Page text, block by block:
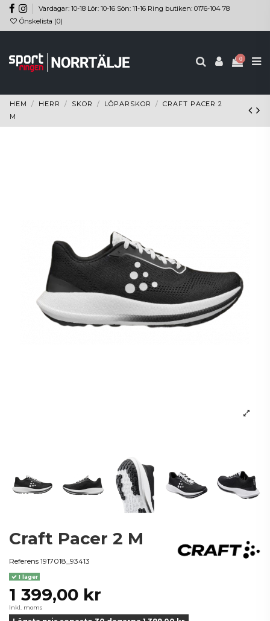
Vardagar: 10-18 Lör: 10-16 Sön: 11-16 Ring butiken: 0176-104 78
Önskelista (0)
0
HEM HERR SKOR LÖPARSKOR
CRAFT PACER 2
M
Craft Pacer 2 M
Referens 1917018_93413
I lager
1 399,00 kr
Inkl. moms